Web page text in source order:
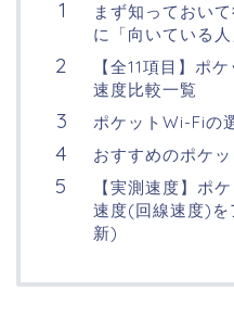
まず知っておい
に「向いている
【全11項目】ポ
速度比較一覧
ポケットWi-Fiの
おすすめのポケ
【実測速度】ポ
速度(回線速度)を
新)